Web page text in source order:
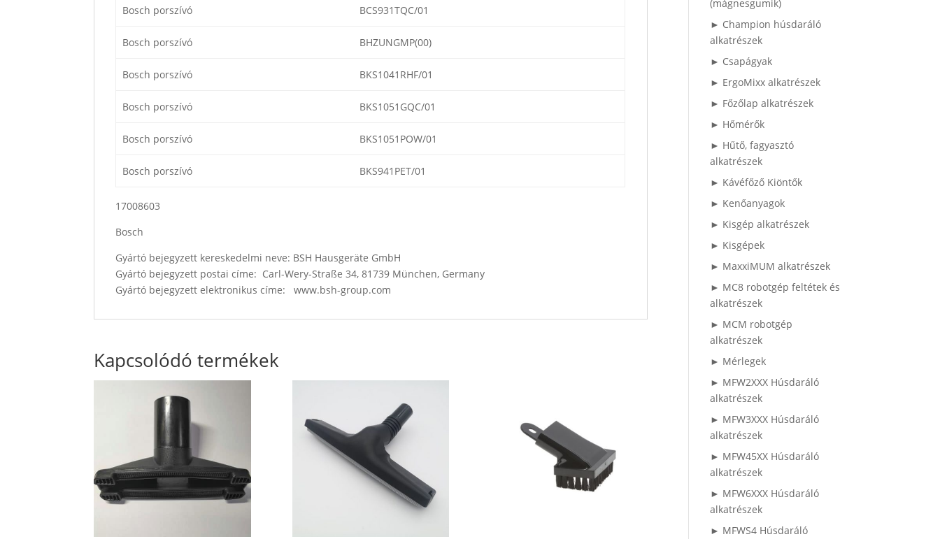
Bosch porszívó BCS931TQC/01
Bosch porszívó BHZUNGMP(00)
Bosch porszívó BKS1041RHF/01
Bosch porszívó BKS1051GQC/01
Bosch porszívó BKS1051POW/01
Bosch porszívó BKS941PET/01
17008603
Bosch
Gyártó bejegyzett kereskedelmi neve: BSH Hausgeräte GmbH
Gyártó bejegyzett postai címe: Carl-Wery-Straße 34, 81739 München, Germany
Gyártó bejegyzett elektronikus címe: www.bsh-group.com
Kapcsolódó termékek
(mágnesgumik)
► Champion húsdaráló
alkatrészek
► Csapágyak
► ErgoMixx alkatrészek
► Főzőlap alkatrészek
► Hőmérők
► Hűtő, fagyasztó
alkatrészek
► Kávéfőző Kiöntők
► Kenőanyagok
► Kisgép alkatrészek
► Kisgépek
► MaxxiMUM alkatrészek
► MC8 robotgép feltétek és
alkatrészek
► MCM robotgép
alkatrészek
► Mérlegek
► MFW2XXX Húsdaráló
alkatrészek
► MFW3XXX Húsdaráló
alkatrészek
► MFW45XX Húsdaráló
alkatrészek
► MFW6XXX Húsdaráló
alkatrészek
► MFWS4 Húsdaráló